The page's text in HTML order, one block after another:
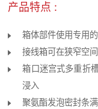
产品特点 :
箱体部件使用专用
接线箱可在狭窄空
箱口迷宫式多重折
浸入
聚氨酯发泡密封条